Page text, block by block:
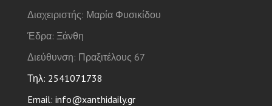
Διαχειριστής: Μαρία Φυσικίδου
Έδρα: Ξάνθη
Διεύθυνση: Πραξιτέλους 67
Τηλ: 2541071738
Email: info@xanthidaily.gr